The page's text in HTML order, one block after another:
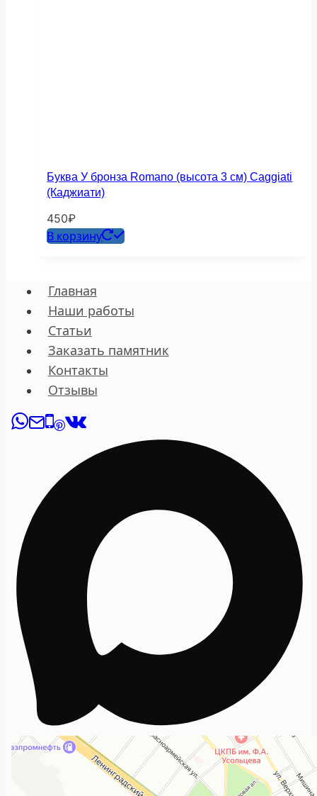
Буква У бронза Romano (высота 3 см) Caggiati
(Каджиати)
450₽
В корзину
Главная
Наши работы
Статьи
Заказать памятник
Контакты
Отзывы